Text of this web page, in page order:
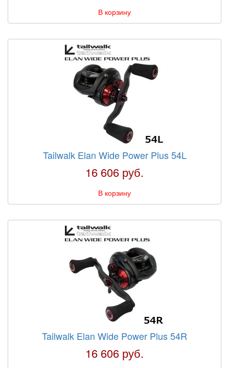
В корзину
Tailwalk Elan Wide Power Plus 54L
16 606 руб.
В корзину
Tailwalk Elan Wide Power Plus 54R
16 606 руб.